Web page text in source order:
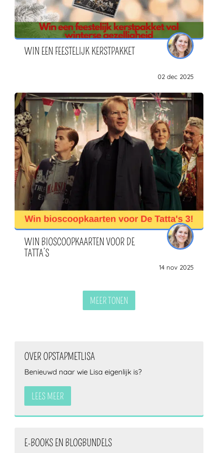
WIN EEN FEESTELIJK KERSTPAKKET
02 dec 2025
WIN BIOSCOOPKAARTEN VOOR DE
TATTA’S
14 nov 2025
MEER TONEN
OVER OPSTAPMETLISA
Benieuwd naar wie Lisa eigenlijk is?
LEES MEER
E-BOOKS EN BLOGBUNDELS